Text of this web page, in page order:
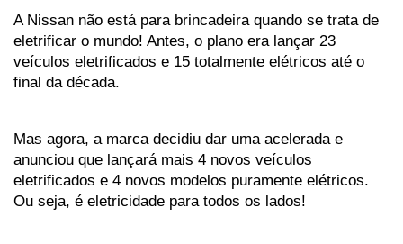
A Nissan não está para brincadeira quando se trata de
eletrificar o mundo! Antes, o plano era lançar 23
veículos eletrificados e 15 totalmente elétricos até o
final da década.
Mas agora, a marca decidiu dar uma acelerada e
anunciou que lançará mais 4 novos veículos
eletrificados e 4 novos modelos puramente elétricos.
Ou seja, é eletricidade para todos os lados!